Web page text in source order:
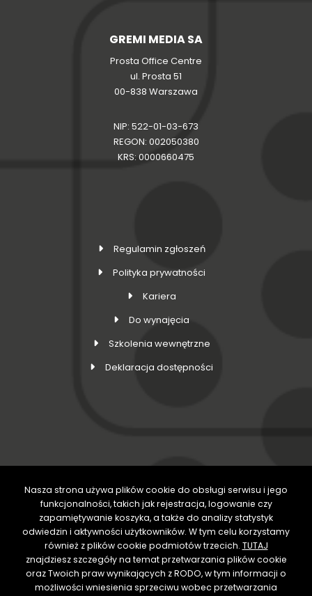
GREMI MEDIA SA
Prosta Office Centre
ul. Prosta 51
00-838 Warszawa
NIP: 522-01-03-673
REGON: 002050380
KRS: 0000660475
Regulamin zgłoszeń
Polityka prywatności
Kariera
Do wynajęcia
Szkolenia wewnętrzne
Deklaracja dostępności
DOŁĄCZ DO NAS
Nasza strona używa plików cookie do obsługi serwisu i jego
funkcjonalności, takich jak rejestracja, logowanie czy
zapamiętywanie koszyka, a także do analizy statystyk
odwiedzin i aktywności użytkowników. W tym celu korzystamy
również z plików cookie podmiotów trzecich. TUTAJ
znajdziesz szczegóły na temat przetwarzania plików cookie
oraz Twoich praw wynikających z RODO, w tym informacji o
możliwości wniesienia sprzeciwu wobec przetwarzania